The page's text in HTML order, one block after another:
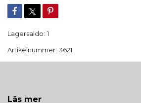
Lagersaldo: 1
Artikelnummer: 3621
Läs mer